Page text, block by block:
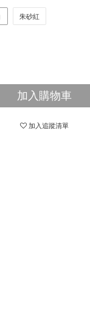
朱砂紅
加入購物車
加入追蹤清單